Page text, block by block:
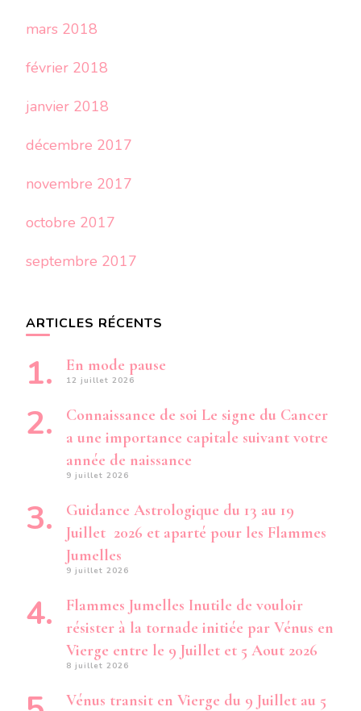
mars 2018
février 2018
janvier 2018
décembre 2017
novembre 2017
octobre 2017
septembre 2017
ARTICLES RÉCENTS
En mode pause
12 juillet 2026
Connaissance de soi Le signe du Cancer
a une importance capitale suivant votre
année de naissance
9 juillet 2026
Guidance Astrologique du 13 au 19
Juillet 2026 et aparté pour les Flammes
Jumelles
9 juillet 2026
Flammes Jumelles Inutile de vouloir
résister à la tornade initiée par Vénus en
Vierge entre le 9 Juillet et 5 Aout 2026
8 juillet 2026
Vénus transit en Vierge du 9 Juillet au 5